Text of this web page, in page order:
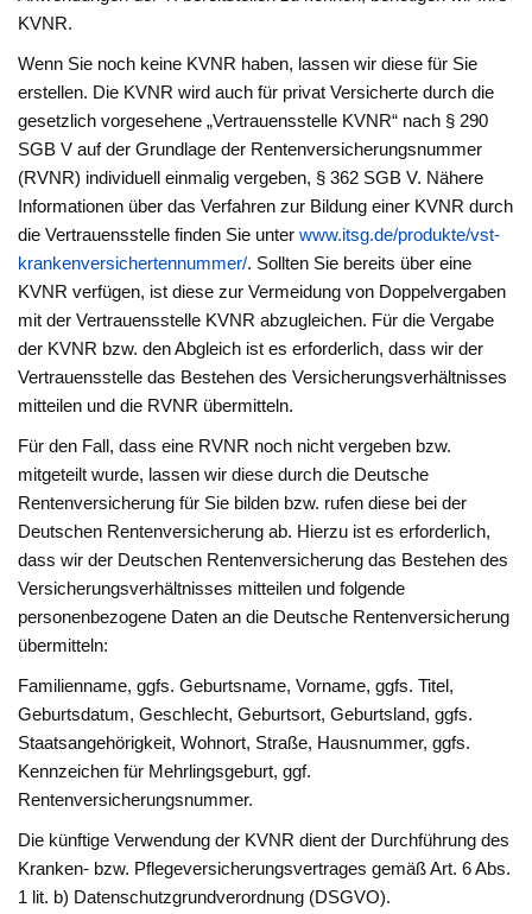
KVNR.
Wenn Sie noch keine KVNR haben, lassen wir diese für Sie
erstellen. Die KVNR wird auch für privat Versicherte durch die
gesetzlich vorgesehene „Vertrauensstelle KVNR“ nach § 290
SGB V auf der Grundlage der Rentenversicherungsnummer
(RVNR) individuell einmalig vergeben, § 362 SGB V. Nähere
Informationen über das Verfahren zur Bildung einer KVNR durch
die Vertrauensstelle finden Sie unter www.itsg.de/produkte/vst-
krankenversichertennummer/. Sollten Sie bereits über eine
KVNR verfügen, ist diese zur Vermeidung von Doppelvergaben
mit der Vertrauensstelle KVNR abzugleichen. Für die Vergabe
der KVNR bzw. den Abgleich ist es erforderlich, dass wir der
Vertrauensstelle das Bestehen des Versicherungsverhältnisses
mitteilen und die RVNR übermitteln.
Für den Fall, dass eine RVNR noch nicht vergeben bzw.
mitgeteilt wurde, lassen wir diese durch die Deutsche
Rentenversicherung für Sie bilden bzw. rufen diese bei der
Deutschen Rentenversicherung ab. Hierzu ist es erforderlich,
dass wir der Deutschen Rentenversicherung das Bestehen des
Versicherungsverhältnisses mitteilen und folgende
personenbezogene Daten an die Deutsche Rentenversicherung
übermitteln:
Familienname, ggfs. Geburtsname, Vorname, ggfs. Titel,
Geburtsdatum, Geschlecht, Geburtsort, Geburtsland, ggfs.
Staatsangehörigkeit, Wohnort, Straße, Hausnummer, ggfs.
Kennzeichen für Mehrlingsgeburt, ggf.
Rentenversicherungsnummer.
Die künftige Verwendung der KVNR dient der Durchführung des
Kranken- bzw. Pflegeversicherungsvertrages gemäß Art. 6 Abs.
1 lit. b) Datenschutzgrundverordnung (DSGVO).